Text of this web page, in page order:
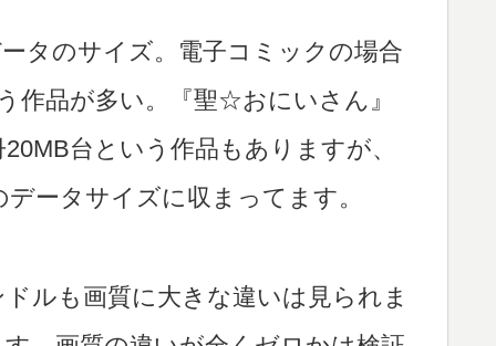
タのサイズ。電子コミックの場合
作品が多い。『聖☆おにいさん』
台という作品もありますが、
ータサイズに収まってます。
ルも画質に大きな違いは見られま